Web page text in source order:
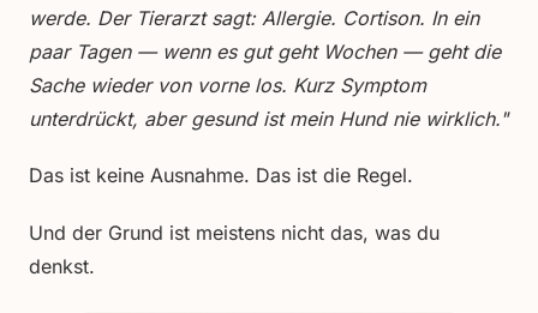
werde. Der Tierarzt sagt: Allergie. Cortison. In ein
paar Tagen — wenn es gut geht Wochen — geht die
Sache wieder von vorne los. Kurz Symptom
unterdrückt, aber gesund ist mein Hund nie wirklich."
Das ist keine Ausnahme. Das ist die Regel.
Und der Grund ist meistens nicht das, was du
denkst.